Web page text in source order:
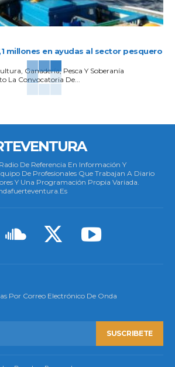
millones en ayudas al sector pesquero
Ganadería, Pesca Y Soberanía
La Convocatoria De...
De Referencia En Información Y
De Profesionales Que Trabajan A Diario
Y Una Programación Propia Variada.
Por Correo Electrónico De Onda
SUSCRIBETE